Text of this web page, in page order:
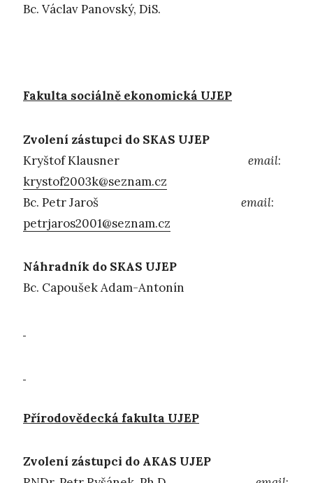
Bc. Václav Panovský, DiS.
Fakulta sociálně ekonomická UJEP
Zvolení zástupci do SKAS UJEP
Kryštof Klausner email:
krystof2003k@seznam.cz
Bc. Petr Jaroš email:
petrjaros2001@seznam.cz
Náhradník do SKAS UJEP
Bc. Capoušek Adam-Antonín
Přírodovědecká fakulta UJEP
Zvolení zástupci do AKAS UJEP